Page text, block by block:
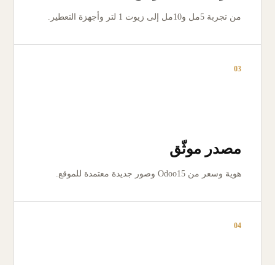
من تجربة 5مل و10مل إلى زيوت 1 لتر وأجهزة التعطير.
03
مصدر موثّق
هوية وسعر من Odoo15 وصور جديدة معتمدة للموقع.
04